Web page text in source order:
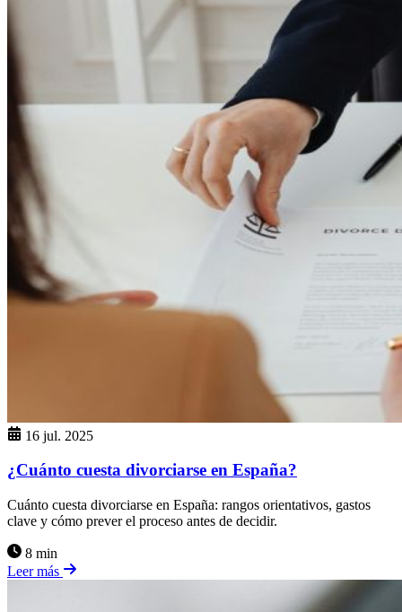
16 jul. 2025
¿Cuánto cuesta divorciarse en España?
Cuánto cuesta divorciarse en España: rangos orientativos, gastos
clave y cómo prever el proceso antes de decidir.
8 min
Leer más